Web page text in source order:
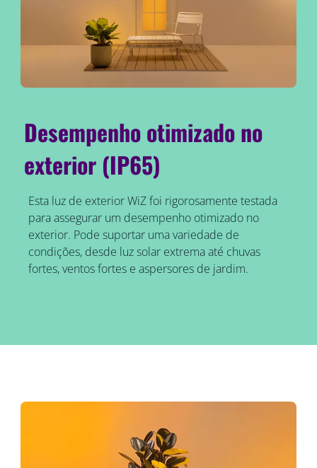
Desempenho otimizado no
exterior (IP65)
Esta luz de exterior WiZ foi rigorosamente testada
para assegurar um desempenho otimizado no
exterior. Pode suportar uma variedade de
condições, desde luz solar extrema até chuvas
fortes, ventos fortes e aspersores de jardim.